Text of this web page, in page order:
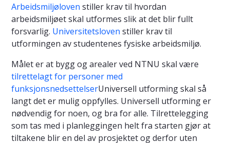
Arbeidsmiljøloven stiller krav til hvordan
arbeidsmiljøet skal utformes slik at det blir fullt
forsvarlig. Universitetsloven stiller krav til
utformingen av studentenes fysiske arbeidsmiljø.
Målet er at bygg og arealer ved NTNU skal være
tilrettelagt for personer med
funksjonsnedsettelserUniversell utforming skal så
langt det er mulig oppfylles. Universell utforming er
nødvendig for noen, og bra for alle. Tilrettelegging
som tas med i planleggingen helt fra starten gjør at
tiltakene blir en del av prosjektet og derfor uten